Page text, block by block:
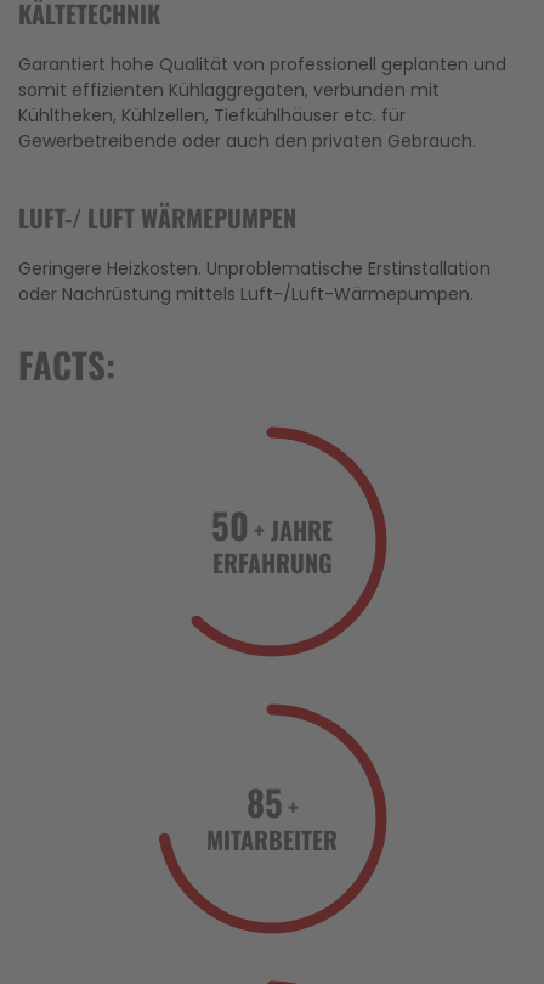
KÄLTETECHNIK
Garantiert hohe Qualität von professionell geplanten und
somit effizienten Kühlaggregaten, verbunden mit
Kühltheken, Kühlzellen, Tiefkühlhäuser etc. für
Gewerbetreibende oder auch den privaten Gebrauch.
LUFT-/ LUFT WÄRMEPUMPEN
Geringere Heizkosten. Unproblematische Erstinstallation
oder Nachrüstung mittels Luft-/Luft-Wärmepumpen.
FACTS:
50 + JAHRE
ERFAHRUNG
85 +
MITARBEITER